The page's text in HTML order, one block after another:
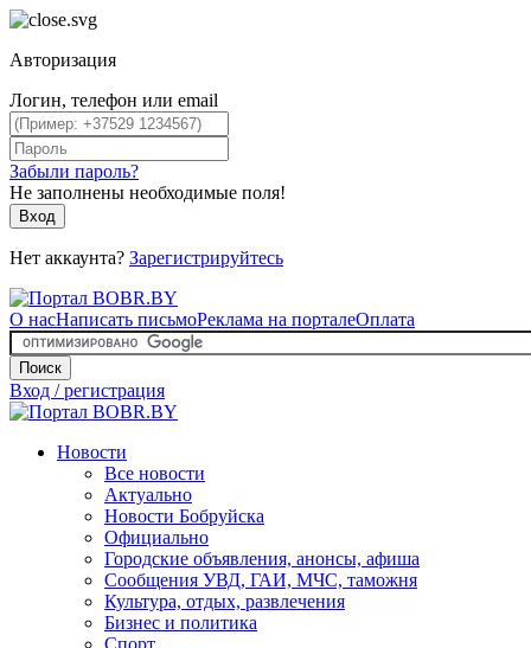
Авторизация
Логин, телефон или email
Забыли пароль?
Не заполнены необходимые поля!
Вход
Нет аккаунта? Зарегистрируйтесь
О насНаписать письмоРеклама на порталеОплата
Поиск
Вход / регистрация
Новости
Все новости
Актуально
Новости Бобруйска
Официально
Городские объявления, анонсы, афиша
Сообщения УВД, ГАИ, МЧС, таможня
Культура, отдых, развлечения
Бизнес и политика
Спорт